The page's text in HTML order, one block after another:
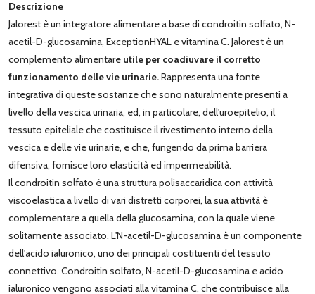
Descrizione
Jalorest è un integratore alimentare a base di condroitin solfato, N-
acetil-D-glucosamina, ExceptionHYAL e vitamina C. Jalorest è un
complemento alimentare utile per coadiuvare il corretto
funzionamento delle vie urinarie.Rappresenta una fonte
integrativa di queste sostanze che sono naturalmente presenti a
livello della vescica urinaria, ed, in particolare, dell'uroepitelio, il
tessuto epiteliale che costituisce il rivestimento interno della
vescica e delle vie urinarie, e che, fungendo da prima barriera
difensiva, fornisce loro elasticità ed impermeabilità.
Il condroitin solfato è una struttura polisaccaridica con attività
viscoelastica a livello di vari distretti corporei, la sua attività è
complementare a quella della glucosamina, con la quale viene
solitamente associato. L'N-acetil-D-glucosamina è un componente
dell'acido ialuronico, uno dei principali costituenti del tessuto
connettivo. Condroitin solfato, N-acetil-D-glucosamina e acido
ialuronico vengono associati alla vitamina C, che contribuisce alla